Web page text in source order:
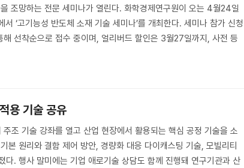
조망하는 전문 세미나가 열린다. 화학경제연구원이 오는 4월24일
‘고기능성 반도체 소재 기술 세미나’를 개최한다. 세미나 참가 신청
선착순으로 접수 중이며, 얼리버드 할인은 3월27일까지, 사전 등
용 기술 공유
조 기술 강좌를 열고 산업 현장에서 활용되는 핵심 공정 기술을 소
본 원리와 결함 제어 방안, 경량화 대응 다이캐스팅 기술, 모빌리티
다. 행사 말미에는 기업 애로기술 상담도 함께 진행돼 연구기관과 산